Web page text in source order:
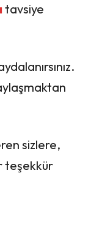
tavsiye
sizlere,
teşekkür